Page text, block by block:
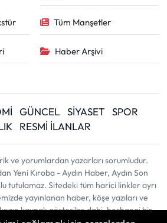
Tüm Manşetler
Haber Arşivi
GÜNCEL SİYASET
SPOR
RESMİ İLANLAR
ve yorumlardan yazarları sorumludur.
Yeni Kıroba - Aydın Haber, Aydın Son
tutulamaz. Sitedeki tüm harici linkler ayrı
yayınlanan haber, köşe yazıları ve
kaynak gösterilse dahi, herhangi bir